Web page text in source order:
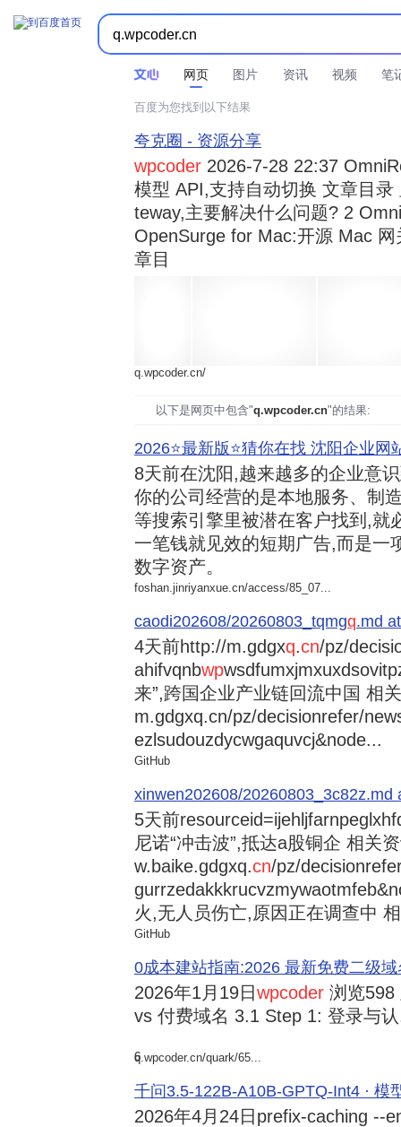
网页 图片 资讯 视频 笔
时间不限  所有网页和文件  站点内检索 
百度为您找到以下结果
夸克圈 - 资源分享
wpcoder 2026-7-28 22:37
模型 API,支持自动切换 文章目
teway,主要解决什么问题? 2
OpenSurge for Mac:开源 Mac
章目
q.wpcoder.cn/
以下是网页中包含"q.wpcoder.cn"的结果:
2026⭐️最新版⭐️猜你在找 沈阳企业网
8天前在沈阳,越来越多的企业意
你的公司经营的是本地服务、制
等搜索引擎里被潜在客户找到,就
一笔钱就见效的短期广告,而是一
数字资产。
foshan.jinriyanxue.cn/access/85_07...
caodi202608/20260803_tqmgq.md
4天前http://m.gdgxq.cn/pz/
ahifvqnbwp
来”,跨国企业产业链回流中国 相
m.gdgxq.cn/pz/decisionrefer/
ezlsudouzdycwgaquvcj&node...
GitHub
xinwen202608/20260803_3c82z.md
5天前
尼诺“冲击波”,抵达a股铜企 相关
w.baike.gdgxq.cn/pz/
火,无人员伤亡,原因正在调查中
GitHub
0成本建站指南:2026 最新免费二级
2026年1月19日wpcoder 浏览598
vs 付费域名 3.1 Step 1: 登录与
6
q.wpcoder.cn/quark/65...
千问3.5-122B-A10B-GPTQ-Int4 · 模
2026年4月24日 prefix-caching --